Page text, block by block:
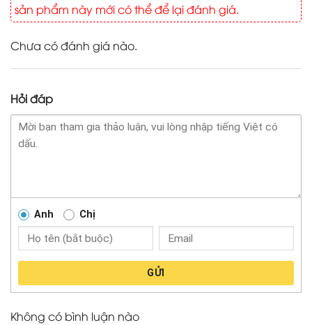
sản phẩm này mới có thể để lại đánh giá.
Chưa có đánh giá nào.
Hỏi đáp
Anh Chị
GỬI
Không có bình luận nào